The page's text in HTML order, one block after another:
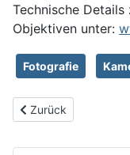
Technische Details
Objektiven unter:
Fotografie
Vorheriger Beitrag:
Zurück